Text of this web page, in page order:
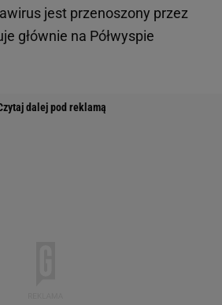
jest przenoszony przez
głównie na Półwyspie